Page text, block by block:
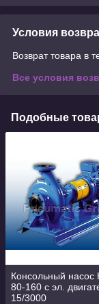
Условия
Возврат товара в
Все условия
Подобные
Консольный насос
80-160 с эл.
15/3000